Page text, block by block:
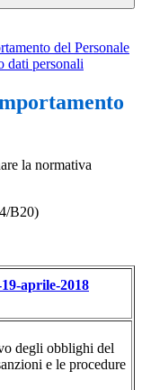
del Personale
dati personali
la normativa
B20)
aprile-2018
degli obblighi del
e le procedure